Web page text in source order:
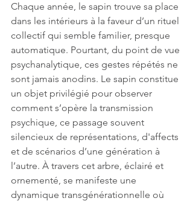
Chaque année, le sapin trouve sa place
dans les intérieurs à la faveur d’un rituel
collectif qui semble familier, presque
automatique. Pourtant, du point de vue
psychanalytique, ces gestes répétés ne
sont jamais anodins. Le sapin constitue
un objet privilégié pour observer
comment s’opère la transmission
psychique, ce passage souvent
silencieux de représentations, d'affects
et de scénarios d’une génération à
l’autre. À travers cet arbre, éclairé et
ornementé, se manifeste une
dynamique transgénérationnelle où